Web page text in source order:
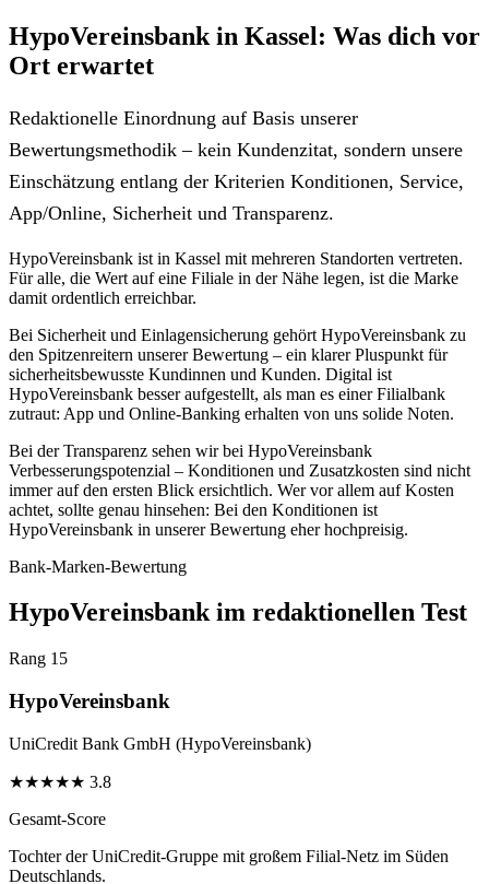
HypoVereinsbank in Kassel: Was dich vor
Ort erwartet
Redaktionelle Einordnung auf Basis unserer
Bewertungsmethodik – kein Kundenzitat, sondern unsere
Einschätzung entlang der Kriterien Konditionen, Service,
App/Online, Sicherheit und Transparenz.
HypoVereinsbank ist in Kassel mit mehreren Standorten vertreten.
Für alle, die Wert auf eine Filiale in der Nähe legen, ist die Marke
damit ordentlich erreichbar.
Bei Sicherheit und Einlagensicherung gehört HypoVereinsbank zu
den Spitzenreitern unserer Bewertung – ein klarer Pluspunkt für
sicherheitsbewusste Kundinnen und Kunden. Digital ist
HypoVereinsbank besser aufgestellt, als man es einer Filialbank
zutraut: App und Online-Banking erhalten von uns solide Noten.
Bei der Transparenz sehen wir bei HypoVereinsbank
Verbesserungspotenzial – Konditionen und Zusatzkosten sind nicht
immer auf den ersten Blick ersichtlich. Wer vor allem auf Kosten
achtet, sollte genau hinsehen: Bei den Konditionen ist
HypoVereinsbank in unserer Bewertung eher hochpreisig.
Bank-Marken-Bewertung
HypoVereinsbank im redaktionellen Test
Rang 15
HypoVereinsbank
UniCredit Bank GmbH (HypoVereinsbank)
★★★★★ 3.8
Gesamt-Score
Tochter der UniCredit-Gruppe mit großem Filial-Netz im Süden
Deutschlands.